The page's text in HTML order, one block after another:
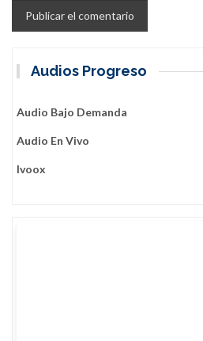
Audios Progreso
Audio Bajo Demanda
Audio En Vivo
Ivoox